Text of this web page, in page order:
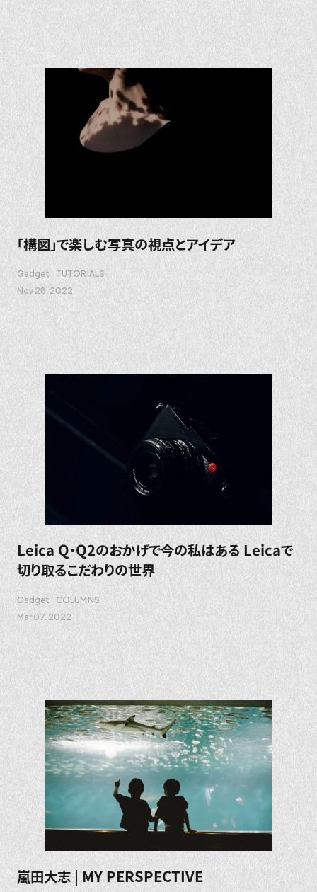
「構図」で楽しむ写真の視点とアイデア
Gadget
TUTORIALS
Nov 28. 2022
Leica Q・Q2のおかげで今の私はある Leicaで
切り取るこだわりの世界
Gadget
COLUMNS
Mar 07. 2022
嵐田大志 | MY PERSPECTIVE